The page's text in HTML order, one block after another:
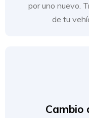
por uno nuevo.
de tu
Cambio